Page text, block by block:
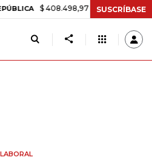
$ 408.498,97 +$ 8.753,81 +2,19%
SUSCRÍBASE
LABORAL